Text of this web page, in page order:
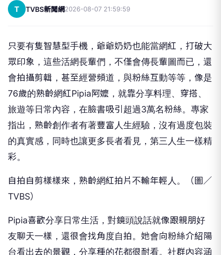
T TVBS新聞網2026-08-07 21:59:59
只要有隻智慧型手機，爺爺奶奶也能當網紅，打破大
眾印象，這些活網長輩們，不僅會傳長輩圖而已，還
會拍攝剪輯，甚至經營頻道，與粉絲互動等等，像是
76歲的熟齡網紅Pipia阿嬤，就靠分享料理、穿搭、
旅遊等日常內容，在臉書吸引超過3萬名粉絲。專家
指出，熟齡創作者有著豐富人生經驗，沒有過度包裝
的真實感，同時也讓更多長者看見，第三人生一樣精
彩。
自拍自剪樣樣來，熟齡網紅拍片不輸年輕人。（圖／
TVBS）
Pipia喜歡分享日常生活，對鏡頭說話就像跟親朋好
友聊天一樣，還很會找角度自拍。她會向粉絲介紹陽
台看出去的景觀，分享種的花都很耐看。社群內容涵